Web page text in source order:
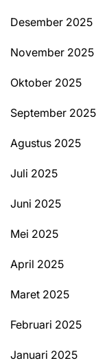
Desember 2025
November 2025
Oktober 2025
September 2025
Agustus 2025
Juli 2025
Juni 2025
Mei 2025
April 2025
Maret 2025
Februari 2025
Januari 2025